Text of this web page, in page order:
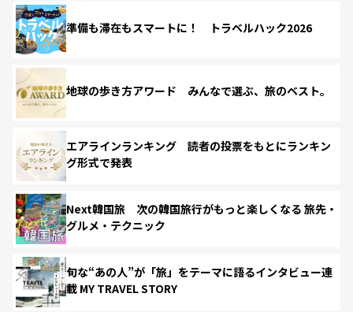
準備も滞在もスマートに！ トラベルハック2026
地球の歩き方アワード みんなで選ぶ、旅のベスト。
エアラインランキング 読者の投票をもとにランキン
グ形式で発表
Next韓国旅 次の韓国旅行がもっと楽しくなる 旅先・
グルメ・テクニック
旬な“あの人”が「旅」をテーマに語るインタビュー連
載 MY TRAVEL STORY